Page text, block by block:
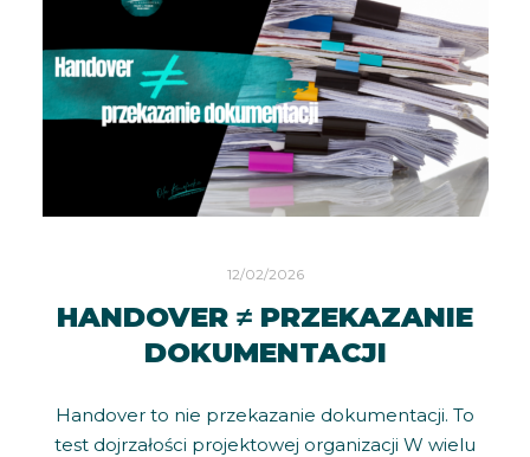
12/02/2026
HANDOVER ≠ PRZEKAZANIE
DOKUMENTACJI
Handover to nie przekazanie dokumentacji. To
test dojrzałości projektowej organizacji W wielu